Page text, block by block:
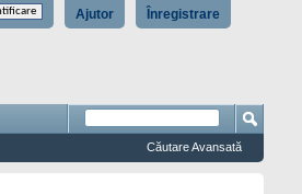
Înregistrare
Ajutor
Căutare Avansată